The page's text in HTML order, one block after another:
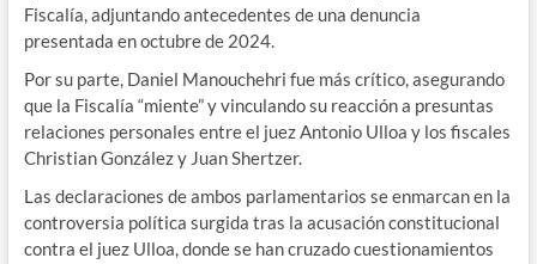
Fiscalía, adjuntando antecedentes de una denuncia
presentada en octubre de 2024.
Por su parte, Daniel Manouchehri fue más crítico, asegurando
que la Fiscalía “miente” y vinculando su reacción a presuntas
relaciones personales entre el juez Antonio Ulloa y los fiscales
Christian González y Juan Shertzer.
Las declaraciones de ambos parlamentarios se enmarcan en la
controversia política surgida tras la acusación constitucional
contra el juez Ulloa, donde se han cruzado cuestionamientos